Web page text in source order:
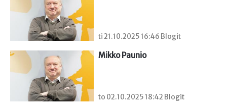
ti 21.10.2025 16:46 Blogit
Mikko Paunio
to 02.10.2025 18:42 Blogit